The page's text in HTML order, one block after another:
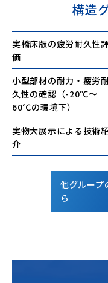
構造
実橋床版の疲労耐久性
価
小型部材の耐力・疲労
久性の確認（-20℃〜
60℃の環境下）
実物大展示による技術
介
他グループ
ら